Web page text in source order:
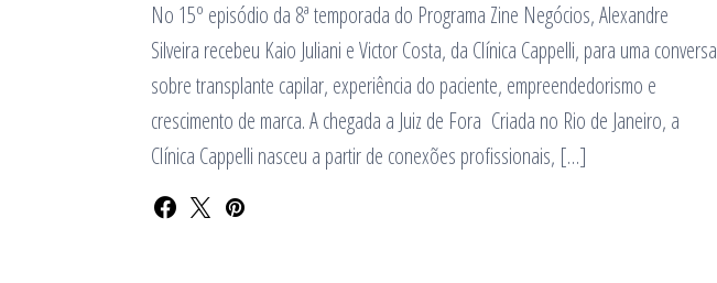
No 15º episódio da 8ª temporada do Programa Zine Negócios, Alexandre
Silveira recebeu Kaio Juliani e Victor Costa, da Clínica Cappelli, para uma conversa
sobre transplante capilar, experiência do paciente, empreendedorismo e
crescimento de marca. A chegada a Juiz de Fora Criada no Rio de Janeiro, a
Clínica Cappelli nasceu a partir de conexões profissionais, […]